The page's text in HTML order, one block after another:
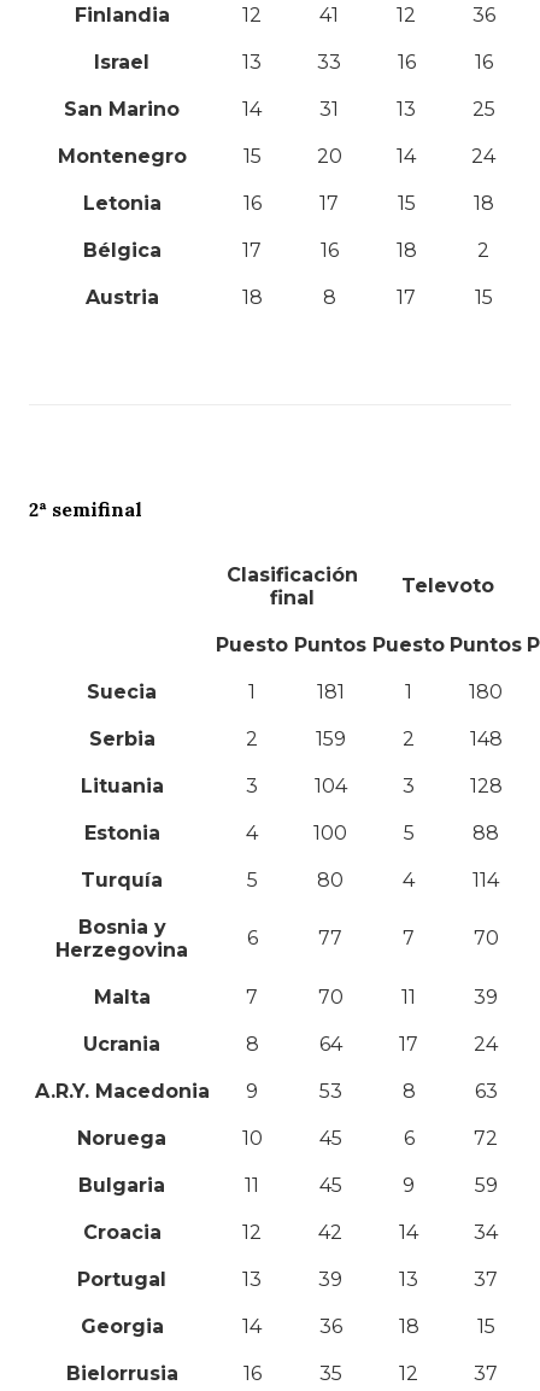
Finlandia 12 41 12 36
Israel 13 33 16 16
San Marino 14 31 13 25
Montenegro 15 20 14 24
Letonia 16 17 15 18
Bélgica 17 16 18 2
Austria 18 8 17 15
2ª semifinal
Clasificación
final
Televoto
Puesto Puntos Puesto Puntos
Suecia 1 181 1 180
Serbia 2 159 2 148
Lituania 3 104 3 128
Estonia 4 100 5 88
Turquía 5 80 4 114
Bosnia y
Herzegovina
6 77 7 70
Malta 7 70 11 39
Ucrania 8 64 17 24
A.R.Y. Macedonia 9 53 8 63
Noruega 10 45 6 72
Bulgaria 11 45 9 59
Croacia 12 42 14 34
Portugal 13 39 13 37
Georgia 14 36 18 15
Bielorrusia 16 35 12 37